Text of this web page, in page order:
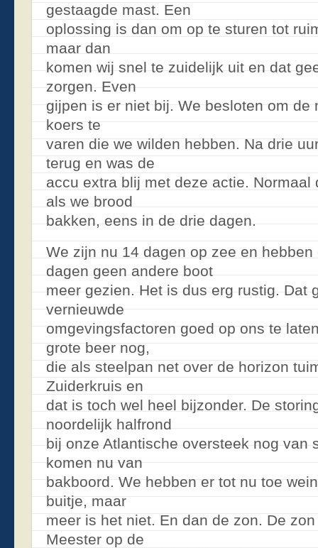
gestaagde mast. Een
oplossing is dan om op te sturen tot
maar dan
komen wij snel te zuidelijk uit en dat
zorgen. Even
gijpen is er niet bij. We besloten om de
koers te
varen die we wilden hebben. Na drie
terug en was de
accu extra blij met deze actie. Normaal
als we brood
bakken, eens in de drie dagen.
We zijn nu 14 dagen op zee en
dagen geen andere boot
meer gezien. Het is dus erg rustig. Dat
vernieuwde
omgevingsfactoren goed op ons te
grote beer nog,
die als steelpan net over de horizon
Zuiderkruis en
dat is toch wel heel bijzonder. De
noordelijk halfrond
bij onze Atlantische oversteek nog van
komen nu van
bakboord. We hebben er tot nu toe
buitje, maar
meer is het niet. En dan de zon. De
Meester op de